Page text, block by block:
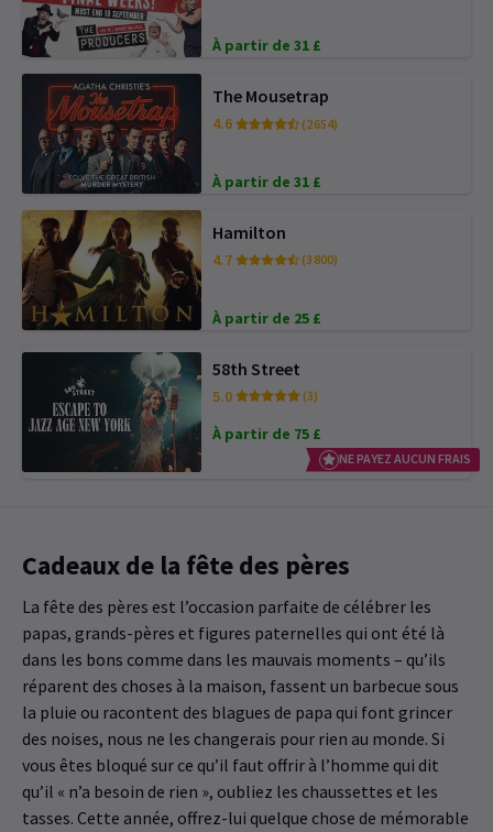
À partir de 31 £
The Mousetrap
4.6 (2 654)
À partir de 31 £
Hamilton
4.7 (3 800)
À partir de 25 £
58th Street
5.0 (3)
À partir de 75 £
NE PAYEZ AUCUN FRAIS
Cadeaux de la fête des pères
La fête des pères est l’occasion parfaite de célébrer les
papas, grands-pères et figures paternelles qui ont été là
dans les bons comme dans les mauvais moments – qu’ils
réparent des choses à la maison, fassent un barbecue sous
la pluie ou racontent des blagues de papa qui font grincer
des noises, nous ne les changerais pour rien au monde. Si
vous êtes bloqué sur ce qu’il faut offrir à l’homme qui dit
qu’il « n’a besoin de rien », oubliez les chaussettes et les
tasses. Cette année, offrez-lui quelque chose de mémorable